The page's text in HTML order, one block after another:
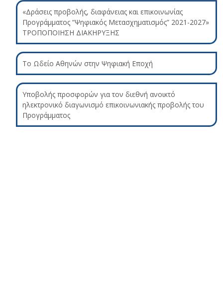
«Δράσεις προβολής, διαφάνειας και επικοινωνίας
Προγράμματος “Ψηφιακός Μετασχηματισμός” 2021-2027»
ΤΡΟΠΟΠΟΙΗΣΗ ΔΙΑΚΗΡΥΞΗΣ
Το Ωδείο Αθηνών στην Ψηφιακή Εποχή
Υποβολής προσφορών για τον διεθνή ανοικτό
ηλεκτρονικό διαγωνισμό επικοινωνιακής προβολής του
Προγράμματος